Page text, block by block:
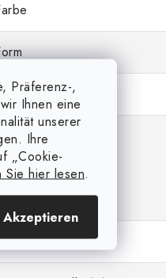
Präferenz-,
Ihnen eine
unserer
Ihre
„Cookie-
Sie hier lesen.
Akzeptieren
(g)